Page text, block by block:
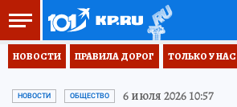
НОВОСТИ ПРАВИЛА ДОРОГ ТОЛЬКО У НАС
НОВОСТИ ОБЩЕСТВО 6 июля 2026 10:57